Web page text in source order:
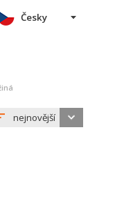
Česky
nejnovější